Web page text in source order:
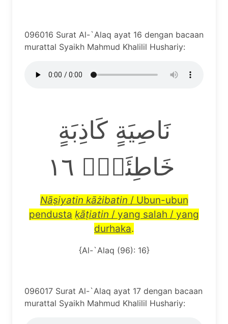
096016 Surat Al-`Alaq ayat 16 dengan bacaan
murattal Syaikh Mahmud Khalilil Hushariy:
نَاصِيَةٍ كَاذِبَةٍ
خَاطِئَةٍۚ ١٦
Nāṣiyatin kāżibatin / Ubun-ubun
pendusta ḳāṭiatin / yang salah / yang
durhaka.
{Al-`Alaq (96): 16}
096017 Surat Al-`Alaq ayat 17 dengan bacaan
murattal Syaikh Mahmud Khalilil Hushariy: